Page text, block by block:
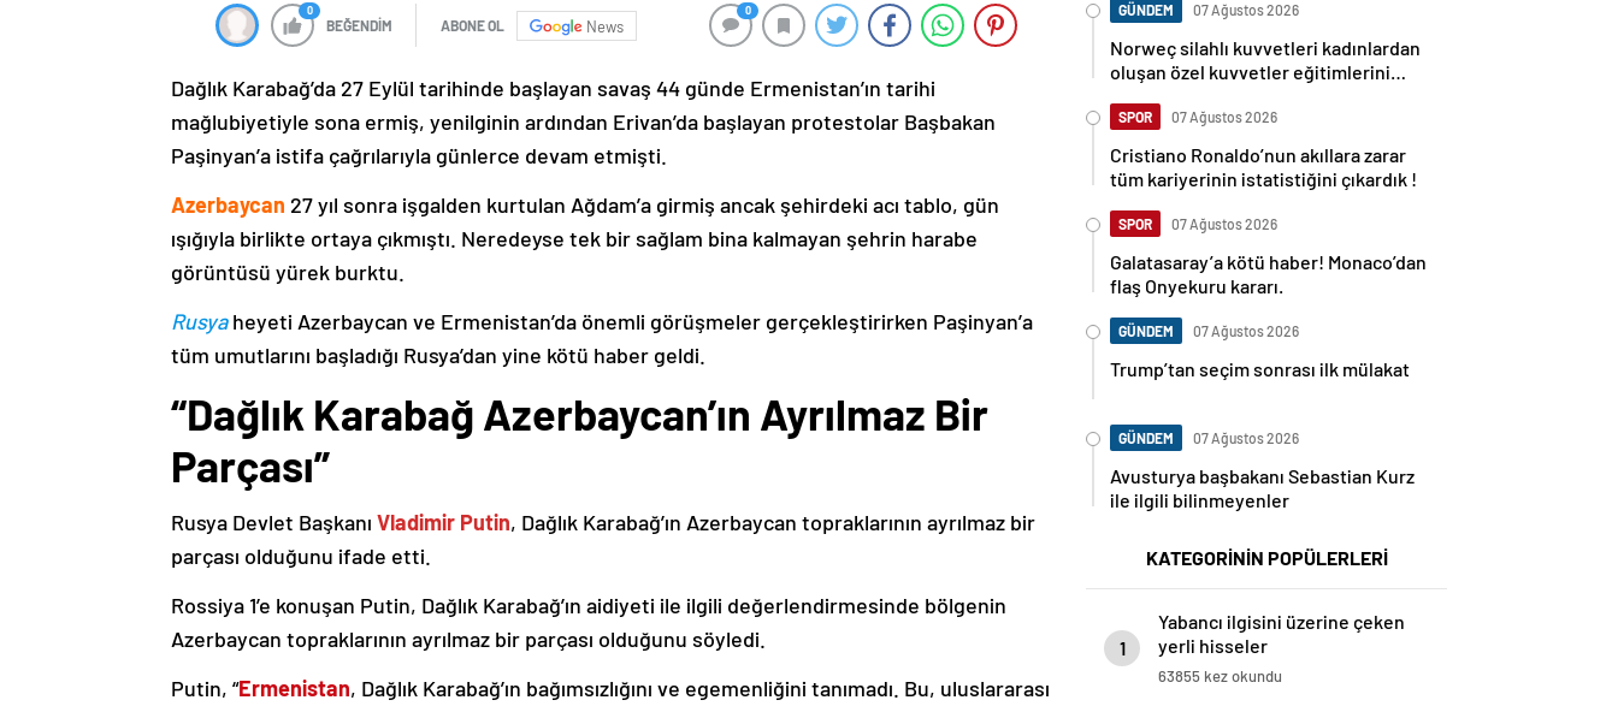
0
BEĞENDİM ABONE OL News
0
Dağlık Karabağ’da 27 Eylül tarihinde başlayan savaş 44 günde Ermenistan’ın tarihi
mağlubiyetiyle sona ermiş, yenilginin ardından Erivan’da başlayan protestolar Başbakan
Paşinyan’a istifa çağrılarıyla günlerce devam etmişti.
Azerbaycan 27 yıl sonra işgalden kurtulan Ağdam’a girmiş ancak şehirdeki acı tablo, gün
ışığıyla birlikte ortaya çıkmıştı. Neredeyse tek bir sağlam bina kalmayan şehrin harabe
görüntüsü yürek burktu.
Rusyaheyeti Azerbaycan ve Ermenistan’da önemli görüşmeler gerçekleştirirken Paşinyan’a
tüm umutlarını başladığı Rusya’dan yine kötü haber geldi.
“Dağlık Karabağ Azerbaycan’ın Ayrılmaz Bir
Parçası”
Rusya Devlet Başkanı Vladimir Putin, Dağlık Karabağ’ın Azerbaycan topraklarının ayrılmaz bir
parçası olduğunu ifade etti.
Rossiya 1’e konuşan Putin, Dağlık Karabağ’ın aidiyeti ile ilgili değerlendirmesinde bölgenin
Azerbaycan topraklarının ayrılmaz bir parçası olduğunu söyledi.
Putin, “Ermenistan, Dağlık Karabağ’ın bağımsızlığını ve egemenliğini tanımadı. Bu, uluslararası
GÜNDEM 07 Ağustos 2026
Norweç silahlı kuvvetleri kadınlardan
oluşan özel kuvvetler eğitimlerini
SPOR 07 Ağustos 2026
Cristiano Ronaldo’nun akıllara zarar
tüm kariyerinin istatistiğini çıkardık !
SPOR 07 Ağustos 2026
Galatasaray’a kötü haber! Monaco’dan
flaş Onyekuru kararı.
GÜNDEM 07 Ağustos 2026
Trump’tan seçim sonrası ilk mülakat
GÜNDEM 07 Ağustos 2026
Avusturya başbakanı Sebastian Kurz
ile ilgili bilinmeyenler
KATEGORİNİN POPÜLERLERİ
1
Yabancı ilgisini üzerine çeken
yerli hisseler
63855 kez okundu